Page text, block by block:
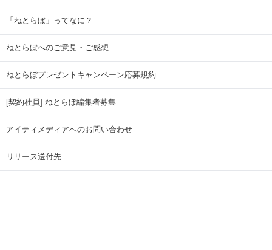
「ねとらぼ」ってなに？
ねとらぼへのご意見・ご感想
ねとらぼプレゼントキャンペーン応募規約
[契約社員] ねとらぼ編集者募集
アイティメディアへのお問い合わせ
リリース送付先